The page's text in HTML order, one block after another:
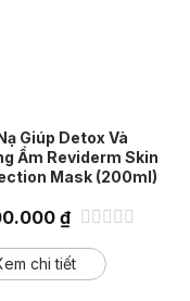
Giúp Detox Và
Ẩm Reviderm Skin
Mask (200ml)
Được
xếp
hạng
₫
chi tiết